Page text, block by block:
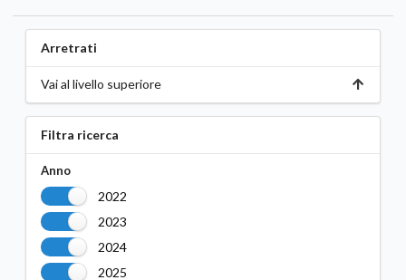
Arretrati
Vai al livello superiore
Filtra ricerca
Anno
2022
2023
2024
2025